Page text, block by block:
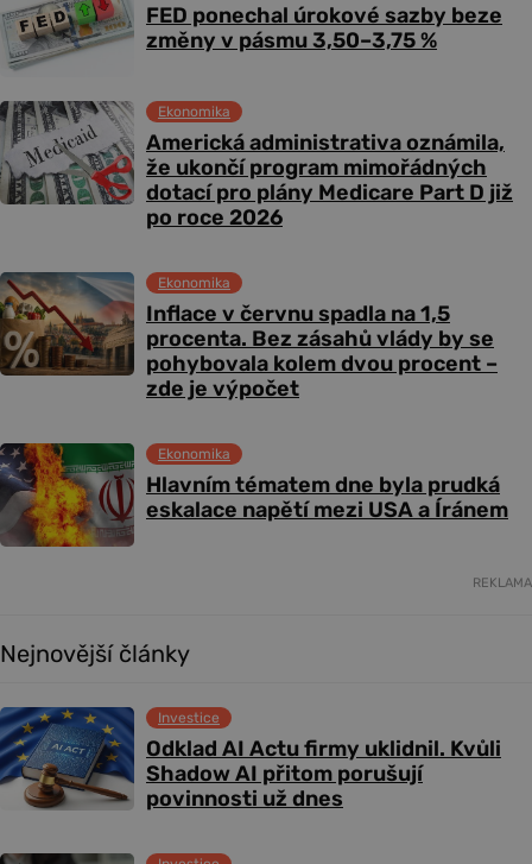
FED ponechal úrokové sazby beze
změny v pásmu 3,50–3,75 %
Americká administrativa oznámila,
že ukončí program mimořádných
dotací pro plány Medicare Part D již
po roce 2026
Ekonomika
Inflace v červnu spadla na 1,5
procenta. Bez zásahů vlády by se
pohybovala kolem dvou procent –
zde je výpočet
Ekonomika
Hlavním tématem dne byla prudká
eskalace napětí mezi USA a Íránem
Ekonomika
REKLAMA
Nejnovější články
Odklad AI Actu firmy uklidnil. Kvůli
Shadow AI přitom porušují
povinnosti už dnes
Investice